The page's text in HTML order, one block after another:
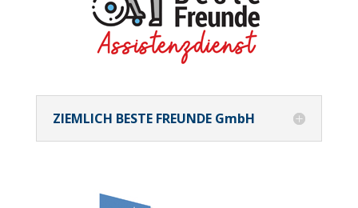
ZIEMLICH BESTE FREUNDE GmbH